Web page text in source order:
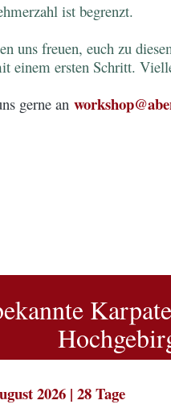
ist begrenzt.
uns freuen, euch zu
einem ersten Schritt.
gerne an
2026 | 28 Tage